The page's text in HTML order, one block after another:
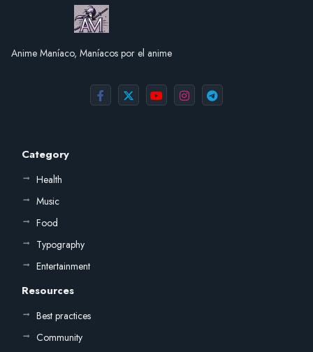
Anime Maníaco, Maníacos por el anime
Category
Health
Music
Food
Typography
Entertainment
Resources
Best practices
Community